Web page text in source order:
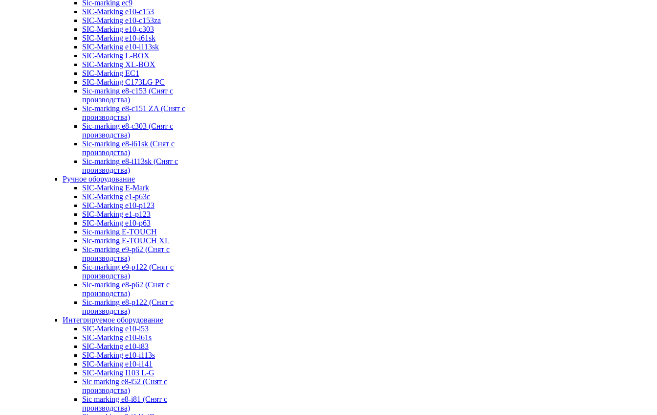
Sic-marking ec9
SIC-Marking e10-c153
SIC-Marking e10-c153za
SIC-Marking e10-c303
SIC-Marking e10-i61sk
SIC-Marking e10-i113sk
SIC-Marking L-BOX
SIC-Marking XL-BOX
SIC-Marking EC1
SIC-Marking C173LG PC
Sic-marking e8-c153 (Снят с
производства)
Sic-marking e8-c151 ZA (Снят с
производства)
Sic-marking e8-c303 (Снят с
производства)
Sic-marking e8-i61sk (Снят с
производства)
Sic-marking e8-i113sk (Снят с
производства)
Ручное оборудование
SIC-Marking E-Mark
SIC-Marking e1-p63с
SIC-Marking e10-p123
SIC-Marking e1-p123
SIC-Marking e10-p63
Sic-marking E-TOUCH
Sic-marking E-TOUCH XL
Sic-marking e9-p62 (Снят с
производства)
Sic-marking e9-p122 (Снят с
производства)
Sic-marking e8-p62 (Снят с
производства)
Sic-marking e8-p122 (Снят с
производства)
Интегрируемое оборудование
SIC-Marking e10-i53
SIC-Marking e10-i61s
SIC-Marking e10-i83
SIC-Marking e10-i113s
SIC-Marking e10-i141
SIC-Marking I103 L-G
Sic marking e8-i52 (Снят с
производства)
Sic marking e8-i81 (Снят с
производства)